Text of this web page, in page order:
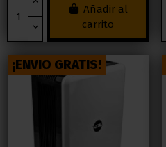
Añadir al
carrito
¡ENVIO GRATIS!